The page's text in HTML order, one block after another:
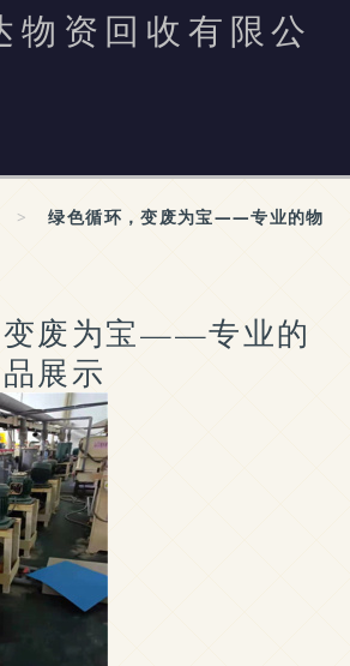
物资回收有限公
>
绿色循环，变废为宝——专业的物
变废为宝——专业的
展示